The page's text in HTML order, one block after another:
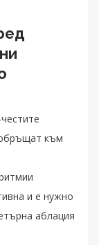
към
и е нужно
аблация